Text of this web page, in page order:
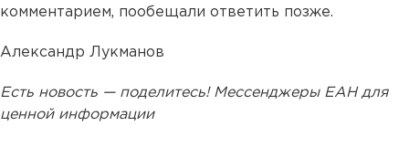
комментарием, пообещали ответить позже.
Александр Лукманов
Есть новость — поделитесь! Мессенджеры ЕАН для
ценной информации